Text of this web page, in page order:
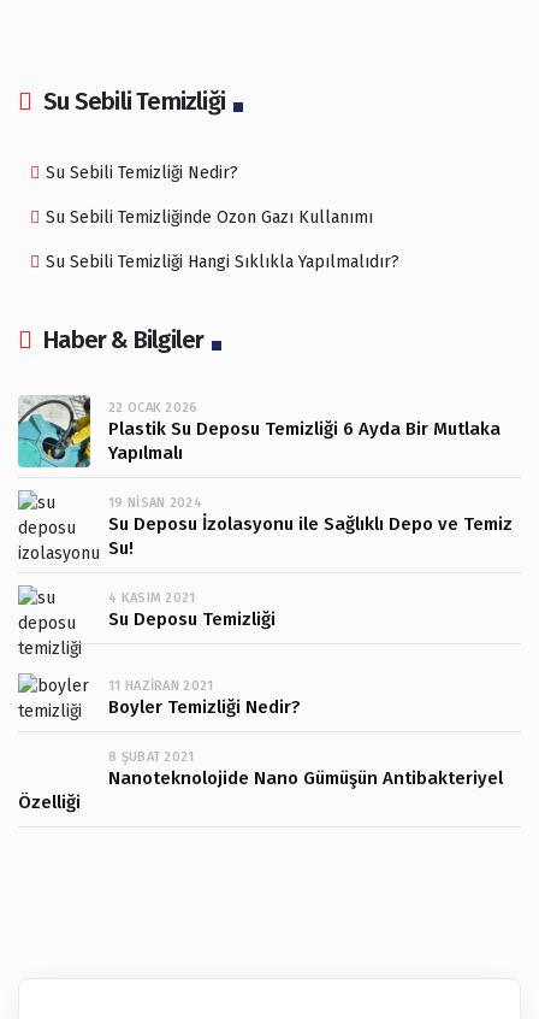
Su Sebili Temizliği
Su Sebili Temizliği Nedir?
Su Sebili Temizliğinde Ozon Gazı Kullanımı
Su Sebili Temizliği Hangi Sıklıkla Yapılmalıdır?
Haber & Bilgiler
22 OCAK 2026
Plastik Su Deposu Temizliği 6 Ayda Bir Mutlaka
Yapılmalı
19 NISAN 2024
Su Deposu İzolasyonu ile Sağlıklı Depo ve Temiz
Su!
4 KASIM 2021
Su Deposu Temizliği
11 HAZIRAN 2021
Boyler Temizliği Nedir?
8 ŞUBAT 2021
Nanoteknolojide Nano Gümüşün Antibakteriyel
Özelliği